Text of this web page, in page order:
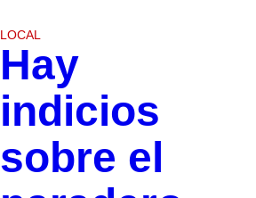
LOCAL
Hay
indicios
sobre el